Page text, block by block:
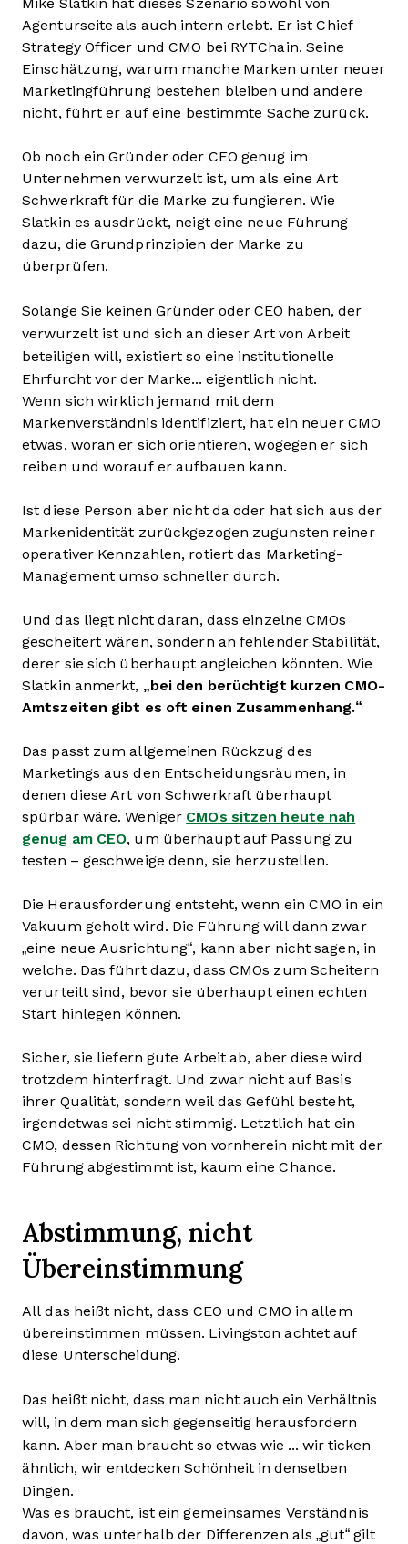
Mike Slatkin hat dieses Szenario sowohl von
Agenturseite als auch intern erlebt. Er ist Chief
Strategy Officer und CMO bei RYTChain. Seine
Einschätzung, warum manche Marken unter neuer
Marketingführung bestehen bleiben und andere
nicht, führt er auf eine bestimmte Sache zurück.
Ob noch ein Gründer oder CEO genug im
Unternehmen verwurzelt ist, um als eine Art
Schwerkraft für die Marke zu fungieren. Wie
Slatkin es ausdrückt, neigt eine neue Führung
dazu, die Grundprinzipien der Marke zu
überprüfen.
Solange Sie keinen Gründer oder CEO haben, der
verwurzelt ist und sich an dieser Art von Arbeit
beteiligen will, existiert so eine institutionelle
Ehrfurcht vor der Marke... eigentlich nicht.
Wenn sich wirklich jemand mit dem
Markenverständnis identifiziert, hat ein neuer CMO
etwas, woran er sich orientieren, wogegen er sich
reiben und worauf er aufbauen kann.
Ist diese Person aber nicht da oder hat sich aus der
Markenidentität zurückgezogen zugunsten reiner
operativer Kennzahlen, rotiert das Marketing-
Management umso schneller durch.
Und das liegt nicht daran, dass einzelne CMOs
gescheitert wären, sondern an fehlender Stabilität,
derer sie sich überhaupt angleichen könnten. Wie
Slatkin anmerkt, „bei den berüchtigt kurzen CMO-
Amtszeiten gibt es oft einen Zusammenhang.“
Das passt zum allgemeinen Rückzug des
Marketings aus den Entscheidungsräumen, in
denen diese Art von Schwerkraft überhaupt
spürbar wäre. Weniger CMOs sitzen heute nah
genug am CEO, um überhaupt auf Passung zu
testen – geschweige denn, sie herzustellen.
Die Herausforderung entsteht, wenn ein CMO in ein
Vakuum geholt wird. Die Führung will dann zwar
„eine neue Ausrichtung“, kann aber nicht sagen, in
welche. Das führt dazu, dass CMOs zum Scheitern
verurteilt sind, bevor sie überhaupt einen echten
Start hinlegen können.
Sicher, sie liefern gute Arbeit ab, aber diese wird
trotzdem hinterfragt. Und zwar nicht auf Basis
ihrer Qualität, sondern weil das Gefühl besteht,
irgendetwas sei nicht stimmig. Letztlich hat ein
CMO, dessen Richtung von vornherein nicht mit der
Führung abgestimmt ist, kaum eine Chance.
Abstimmung, nicht
Übereinstimmung
All das heißt nicht, dass CEO und CMO in allem
übereinstimmen müssen. Livingston achtet auf
diese Unterscheidung.
Das heißt nicht, dass man nicht auch ein Verhältnis
will, in dem man sich gegenseitig herausfordern
kann. Aber man braucht so etwas wie ... wir ticken
ähnlich, wir entdecken Schönheit in denselben
Dingen.
Was es braucht, ist ein gemeinsames Verständnis
davon, was unterhalb der Differenzen als „gut“ gilt